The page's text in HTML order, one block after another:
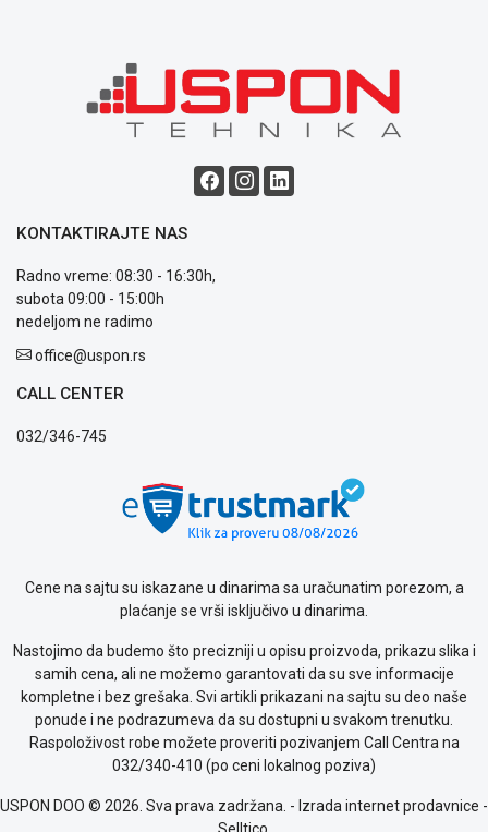
privatnosti
OUTLET
WEB
KREDIT
KONTAKTIRAJTE NAS
Radno vreme: 08:30 - 16:30h,
subota 09:00 - 15:00h
nedeljom ne radimo
office@uspon.rs
CALL CENTER
032/346-745
Cene na sajtu su iskazane u dinarima sa uračunatim porezom, a
plaćanje se vrši isključivo u dinarima.
Nastojimo da budemo što precizniji u opisu proizvoda, prikazu slika i
samih cena, ali ne možemo garantovati da su sve informacije
kompletne i bez grešaka. Svi artikli prikazani na sajtu su deo naše
ponude i ne podrazumeva da su dostupni u svakom trenutku.
Raspoloživost robe možete proveriti pozivanjem Call Centra na
032/340-410 (po ceni lokalnog poziva)
USPON DOO © 2026. Sva prava zadržana. - Izrada internet prodavnice -
Selltico.